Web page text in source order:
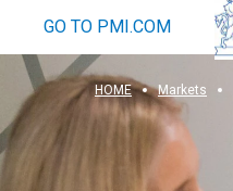
GO TO PMI.COM
HOME Markets